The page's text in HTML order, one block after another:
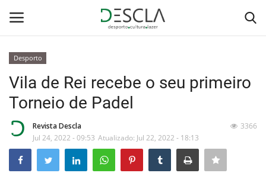
Home
...by Descla
Desporto
Desporto
Vila de Rei recebe o seu primeiro
Torneio de Padel
Revista Descla
Jul 24, 2022 - 09:53 Atualizado: Jul 22, 2022 - 18:13
3366